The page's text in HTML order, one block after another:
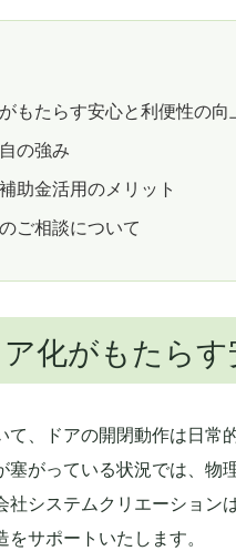
もたらす安心と利便性の向
の強み
助金活用のメリット
ご相談について
化がもたら
、ドアの開閉動作は日
がっている状況では、
システムクリエーショ
サポートいたします。